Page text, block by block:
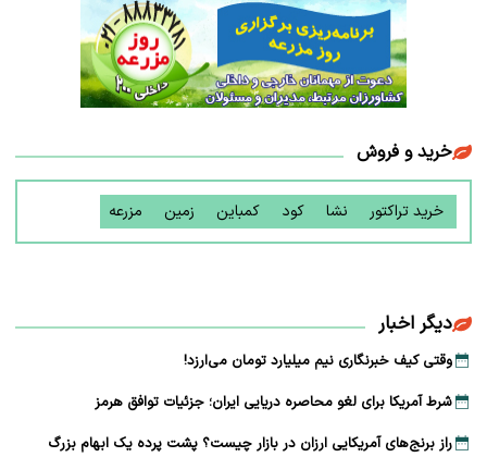
خرید و فروش
خرید تراکتور نشا کود کمباین زمین مزرعه
دیگر اخبار
وقتی کیف خبرنگاری نیم میلیارد تومان می‌ارزد!
شرط آمریکا برای لغو محاصره دریایی ایران؛ جزئیات توافق هرمز
راز برنج‌های آمریکایی ارزان در بازار چیست؟ پشت پرده یک ابهام بزرگ